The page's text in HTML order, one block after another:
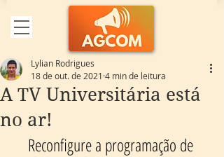
A TV Universitária está
no ar!
Lylian Rodrigues
18 de out. de 2021 4 min de leitura
Reconfigure a programação de